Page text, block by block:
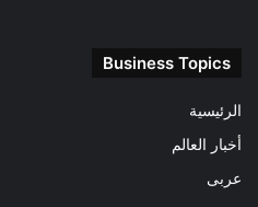
Business Topics
الرئيسية
أخبار العالم
عربى